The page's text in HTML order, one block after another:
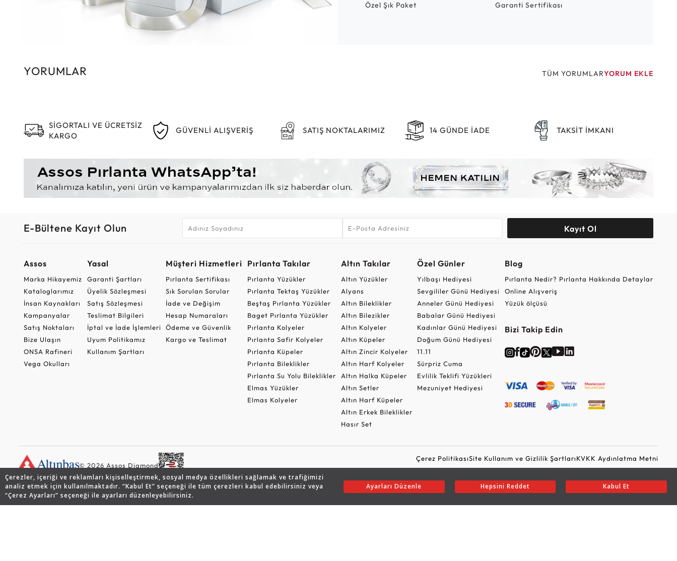
Çerezler, içeriği ve reklamları kişiselleştirmek, sosyal medya özellikleri sağlamak ve trafiğimizi
analiz etmek için kullanılmaktadır. “Kabul Et” seçeneği ile tüm çerezleri kabul edebilirsiniz veya
“Çerez Ayarları” seçeneği ile ayarları düzenleyebilirsiniz.
Ayarları Düzenle Hepsini Reddet Kabul Et
Özel Şık Paket Garanti Sertifikası
YORUMLAR TÜM YORUMLARYORUM EKLE
SİGORTALI VE ÜCRETSİZ
KARGO
GÜVENLİ ALIŞVERİŞ SATIŞ NOKTALARIMIZ 14 GÜNDE İADE TAKSİT İMKANI
E-Bültene Kayıt Olun Kayıt Ol
Assos
Marka Hikayemiz
Kataloglarımız
İnsan Kaynakları
Kampanyalar
Satış Noktaları
Bize Ulaşın
ONSA Rafineri
Vega Okulları
Yasal
Garanti Şartları
Üyelik Sözleşmesi
Satış Sözleşmesi
Teslimat Bilgileri
İptal ve İade İşlemleri
Uyum Politikamız
Kullanım Şartları
Müşteri Hizmetleri
Pırlanta Sertifikası
Sık Sorulan Sorular
İade ve Değişim
Hesap Numaraları
Ödeme ve Güvenlik
Kargo ve Teslimat
Pırlanta Takılar
Pırlanta Yüzükler
Pırlanta Tektaş Yüzükler
Beştaş Pırlanta Yüzükler
Baget Pırlanta Yüzükler
Pırlanta Kolyeler
Pırlanta Safir Kolyeler
Pırlanta Küpeler
Pırlanta Bileklikler
Pırlanta Su Yolu Bileklikler
Elmas Yüzükler
Elmas Kolyeler
Altın Takılar
Altın Yüzükler
Alyans
Altın Bileklikler
Altın Bilezikler
Altın Kolyeler
Altın Küpeler
Altın Zincir Kolyeler
Altın Harf Kolyeler
Altın Halka Küpeler
Altın Setler
Altın Harf Küpeler
Altın Erkek Bileklikler
Hasır Set
Özel Günler
Yılbaşı Hediyesi
Sevgililer Günü Hediyesi
Anneler Günü Hediyesi
Babalar Günü Hediyesi
Kadınlar Günü Hediyesi
Doğum Günü Hediyesi
11.11
Sürpriz Cuma
Evlilik Teklifi Yüzükleri
Mezuniyet Hediyesi
Blog
Pırlanta Nedir? Pırlanta Hakkında Detaylar
Online Alışveriş
Yüzük ölçüsü
Bizi Takip Edin
© 2026 Assos Diamond
Çerez PolitikasıSite Kullanım ve Gizlilik ŞartlarıKVKK Aydınlatma Metni